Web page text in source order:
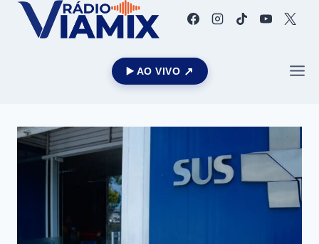
▶️ AO VIVO